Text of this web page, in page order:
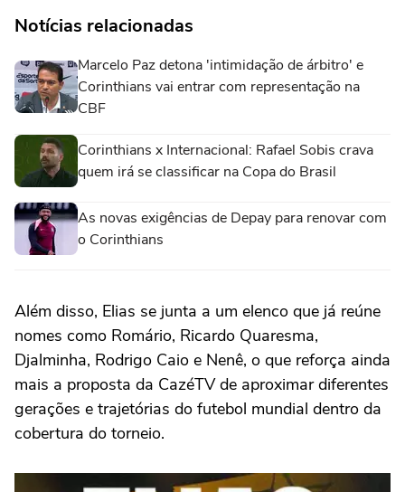
Notícias relacionadas
Marcelo Paz detona 'intimidação de árbitro' e
Corinthians vai entrar com representação na
CBF
Corinthians x Internacional: Rafael Sobis crava
quem irá se classificar na Copa do Brasil
As novas exigências de Depay para renovar com
o Corinthians
Além disso, Elias se junta a um elenco que já reúne
nomes como Romário, Ricardo Quaresma,
Djalminha, Rodrigo Caio e Nenê, o que reforça ainda
mais a proposta da CazéTV de aproximar diferentes
gerações e trajetórias do futebol mundial dentro da
cobertura do torneio.